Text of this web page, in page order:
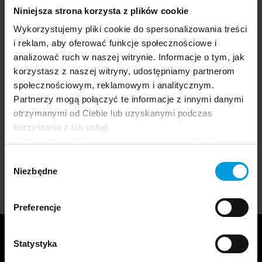
Niniejsza strona korzysta z plików cookie
Wykorzystujemy pliki cookie do spersonalizowania treści
i reklam, aby oferować funkcje społecznościowe i
analizować ruch w naszej witrynie. Informacje o tym, jak
korzystasz z naszej witryny, udostępniamy partnerom
społecznościowym, reklamowym i analitycznym.
Partnerzy mogą połączyć te informacje z innymi danymi
otrzymanymi od Ciebie lub uzyskanymi podczas
korzystania z ich usług.
oferowanych na naszej stronie, w tym m.in. z
zgody
Niezbędne
Preferencje
Statystyka
W czasie, kiedy nasi naukowcy zajmą się tą
sprawą, zobacz, czym zajmowali się
wcześniej »